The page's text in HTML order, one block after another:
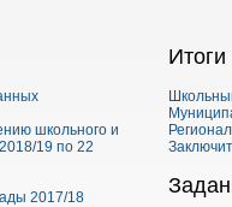
школьного и
19 по 22
2017/18
Итоги